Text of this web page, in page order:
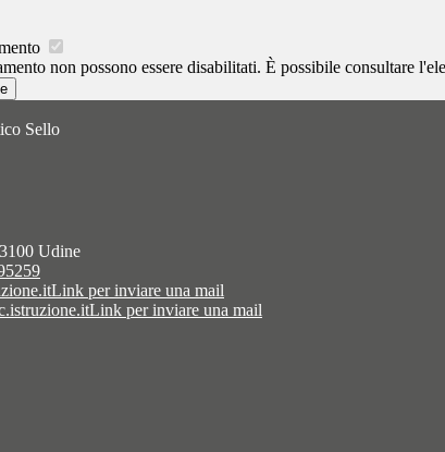
non possono essere disabilitati. È possibile consultare
Sello
Udine
Link per inviare una mail
Link per inviare una mail